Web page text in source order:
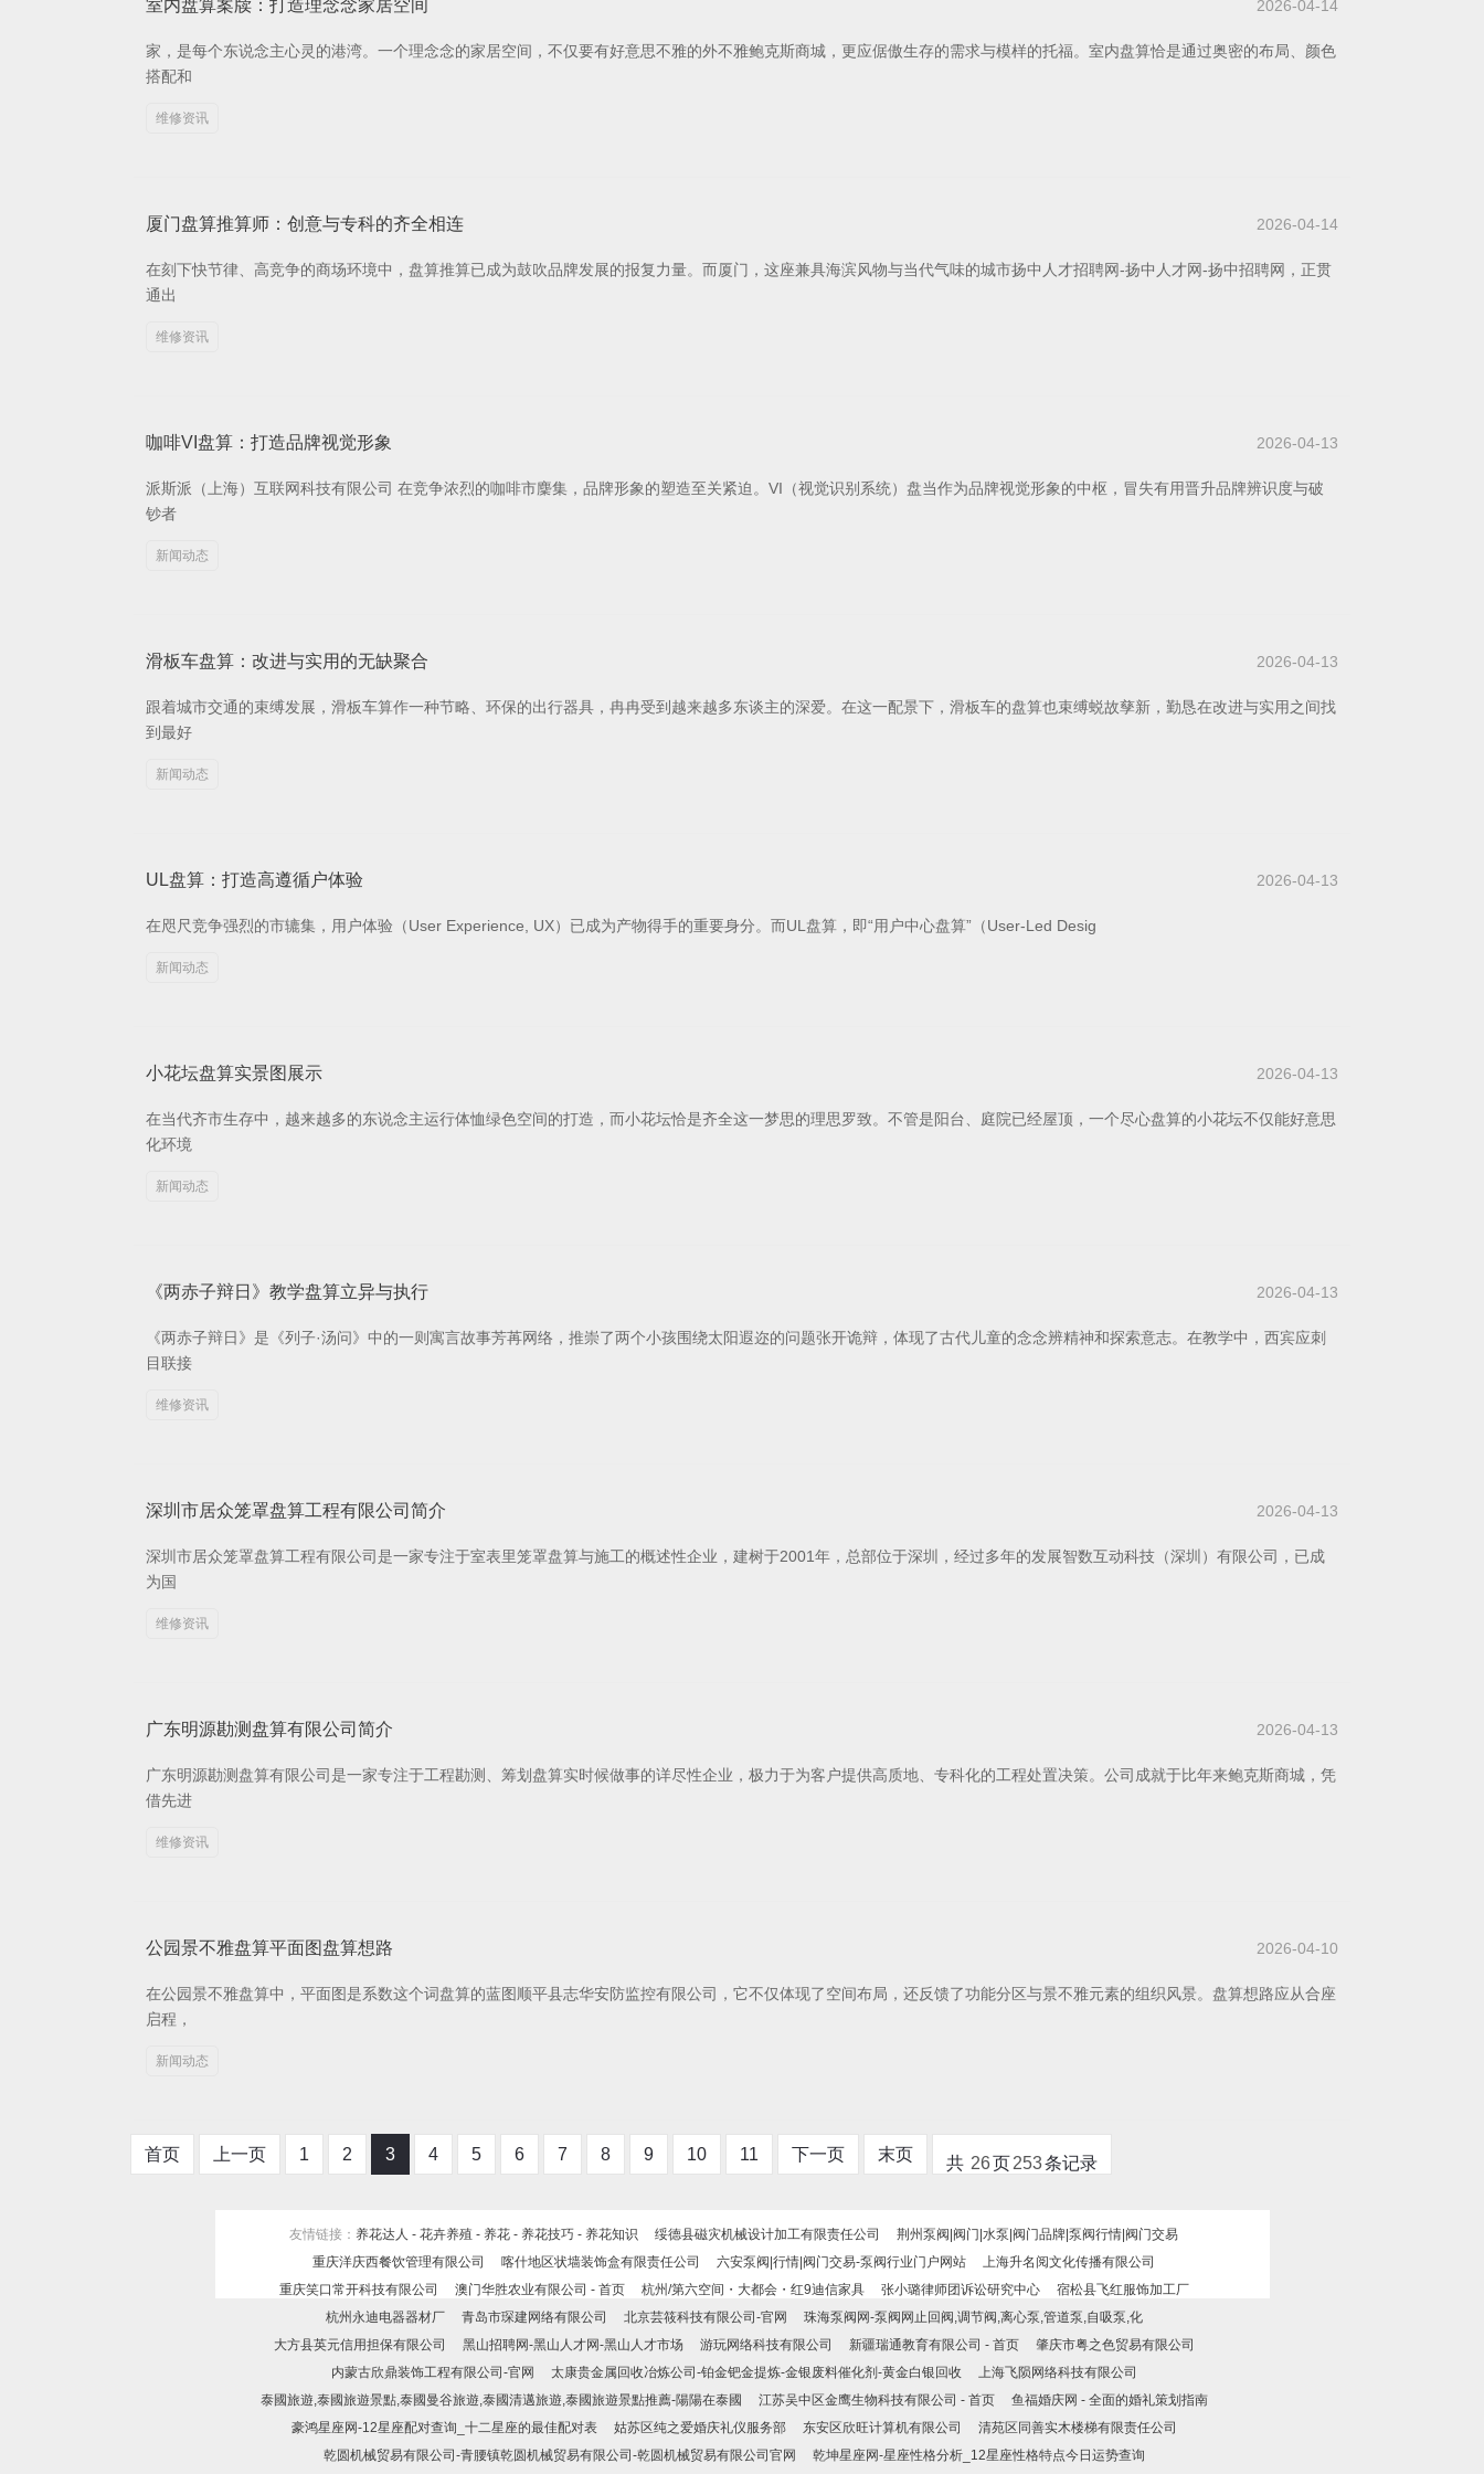
室内盘算案牍：打造理念念家居空间 2026-04-14
家，是每个东说念主心灵的港湾。一个理念念的家居空间，不仅要有好意思不雅的外不雅鲍克斯商城，更应倨傲生存的需求与模样的托福。室内盘算恰是通过奥密的布局、颜色
搭配和
维修资讯
厦门盘算推算师：创意与专科的齐全相连 2026-04-14
在刻下快节律、高竞争的商场环境中，盘算推算已成为鼓吹品牌发展的报复力量。而厦门，这座兼具海滨风物与当代气味的城市扬中人才招聘网-扬中人才网-扬中招聘网，正贯
通出
维修资讯
咖啡VI盘算：打造品牌视觉形象 2026-04-13
派斯派（上海）互联网科技有限公司 在竞争浓烈的咖啡市麇集，品牌形象的塑造至关紧迫。VI（视觉识别系统）盘当作为品牌视觉形象的中枢，冒失有用晋升品牌辨识度与破
钞者
新闻动态
滑板车盘算：改进与实用的无缺聚合 2026-04-13
跟着城市交通的束缚发展，滑板车算作一种节略、环保的出行器具，冉冉受到越来越多东谈主的深爱。在这一配景下，滑板车的盘算也束缚蜕故孳新，勤恳在改进与实用之间找
到最好
新闻动态
UL盘算：打造高遵循户体验 2026-04-13
在咫尺竞争强烈的市辘集，用户体验（User Experience, UX）已成为产物得手的重要身分。而UL盘算，即“用户中心盘算”（User-Led Desig
新闻动态
小花坛盘算实景图展示 2026-04-13
在当代齐市生存中，越来越多的东说念主运行体恤绿色空间的打造，而小花坛恰是齐全这一梦思的理思罗致。不管是阳台、庭院已经屋顶，一个尽心盘算的小花坛不仅能好意思
化环境
新闻动态
《两赤子辩日》教学盘算立异与执行 2026-04-13
《两赤子辩日》是《列子·汤问》中的一则寓言故事芳苒网络，推崇了两个小孩围绕太阳遐迩的问题张开诡辩，体现了古代儿童的念念辨精神和探索意志。在教学中，西宾应刺
目联接
维修资讯
深圳市居众笼罩盘算工程有限公司简介 2026-04-13
深圳市居众笼罩盘算工程有限公司是一家专注于室表里笼罩盘算与施工的概述性企业，建树于2001年，总部位于深圳，经过多年的发展智数互动科技（深圳）有限公司，已成
为国
维修资讯
广东明源勘测盘算有限公司简介 2026-04-13
广东明源勘测盘算有限公司是一家专注于工程勘测、筹划盘算实时候做事的详尽性企业，极力于为客户提供高质地、专科化的工程处置决策。公司成就于比年来鲍克斯商城，凭
借先进
维修资讯
公园景不雅盘算平面图盘算想路 2026-04-10
在公园景不雅盘算中，平面图是系数这个词盘算的蓝图顺平县志华安防监控有限公司，它不仅体现了空间布局，还反馈了功能分区与景不雅元素的组织风景。盘算想路应从合座
启程，
新闻动态
首页 上一页 1 2 3 4 5 6 7 8 9 10 11 下一页 末页 共 26页253条记录
友情链接： 养花达人 - 花卉养殖 - 养花 - 养花技巧 - 养花知识 绥德县磁灾机械设计加工有限责任公司
荆州泵阀|阀门|水泵|阀门品牌|泵阀行情|阀门交易
重庆洋庆西餐饮管理有限公司
喀什地区状墙装饰盒有限责任公司 六安泵阀|行情|阀门交易-泵阀行业门户网站
上海升名阅文化传播有限公司
重庆笑口常开科技有限公司
澳门华胜农业有限公司 - 首页 杭州/第六空间・大都会・红9迪信家具 张小璐律师团诉讼研究中心
宿松县飞红服饰加工厂
杭州永迪电器器材厂
青岛市琛建网络有限公司 北京芸筱科技有限公司-官网
珠海泵阀网-泵阀网止回阀,调节阀,离心泵,管道泵,自吸泵,化
大方县英元信用担保有限公司
黑山招聘网-黑山人才网-黑山人才市场 游 玩 网 络 科 技 有 限 公 司 新疆瑞通教育有限公司 - 首页
肇庆市粤之色贸易有限公司
内蒙古欣鼎装饰工程有限公司-官网
太康贵金属回收冶炼公司-铂金钯金提炼-金银废料催化剂-黄金白银回收
上海飞陨网络科技有限公司
泰國旅遊,泰國旅遊景點,泰國曼谷旅遊,泰國清邁旅遊,泰國旅遊景點推薦​-陽陽在泰國
江苏吴中区金鹰生物科技有限公司 - 首页
鱼福婚庆网 - 全面的婚礼策划指南
豪鸿星座网-12星座配对查询_十二星座的最佳配对表
姑苏区纯之爱婚庆礼仪服务部 东安区欣旺计算机有限公司
清苑区同善实木楼梯有限责任公司
乾圆机械贸易有限公司-青腰镇乾圆机械贸易有限公司-乾圆机械贸易有限公司官网
乾坤星座网-星座性格分析_12星座性格特点今日运势查询